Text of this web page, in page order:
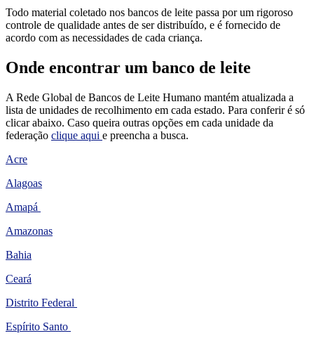
Todo material coletado nos bancos de leite passa por um rigoroso
controle de qualidade antes de ser distribuído, e é fornecido de
acordo com as necessidades de cada criança.
Onde encontrar um banco de leite
A Rede Global de Bancos de Leite Humano mantém atualizada a
lista de unidades de recolhimento em cada estado. Para conferir é só
clicar abaixo. Caso queira outras opções em cada unidade da
federação clique aqui e preencha a busca.
Acre
Alagoas
Amapá
Amazonas
Bahia
Ceará
Distrito Federal
Espírito Santo